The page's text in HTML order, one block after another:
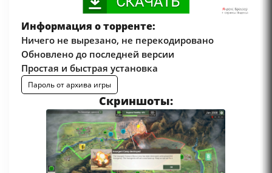
Информация о торренте:
Ничего не вырезано, не перекодировано
Обновлено до последней версии
Простая и быстрая установка
Пароль от архива игры
Скриншоты: